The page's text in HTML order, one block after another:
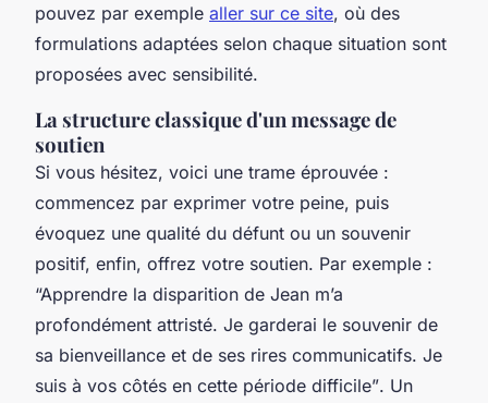
pouvez par exemple aller sur ce site, où des
formulations adaptées selon chaque situation sont
proposées avec sensibilité.
La structure classique d'un message de
soutien
Si vous hésitez, voici une trame éprouvée :
commencez par exprimer votre peine, puis
évoquez une qualité du défunt ou un souvenir
positif, enfin, offrez votre soutien. Par exemple :
“Apprendre la disparition de Jean m’a
profondément attristé. Je garderai le souvenir de
sa bienveillance et de ses rires communicatifs. Je
suis à vos côtés en cette période difficile”. Un